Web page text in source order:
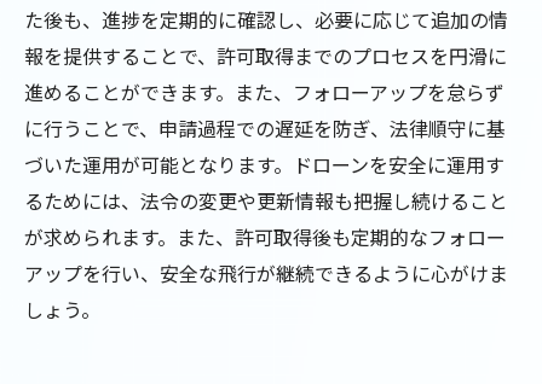
た後も、進捗を定期的に確認し、必要に応じて追加の情
報を提供することで、許可取得までのプロセスを円滑に
進めることができます。また、フォローアップを怠らず
に行うことで、申請過程での遅延を防ぎ、法律順守に基
づいた運用が可能となります。ドローンを安全に運用す
るためには、法令の変更や更新情報も把握し続けること
が求められます。また、許可取得後も定期的なフォロー
アップを行い、安全な飛行が継続できるように心がけま
しょう。